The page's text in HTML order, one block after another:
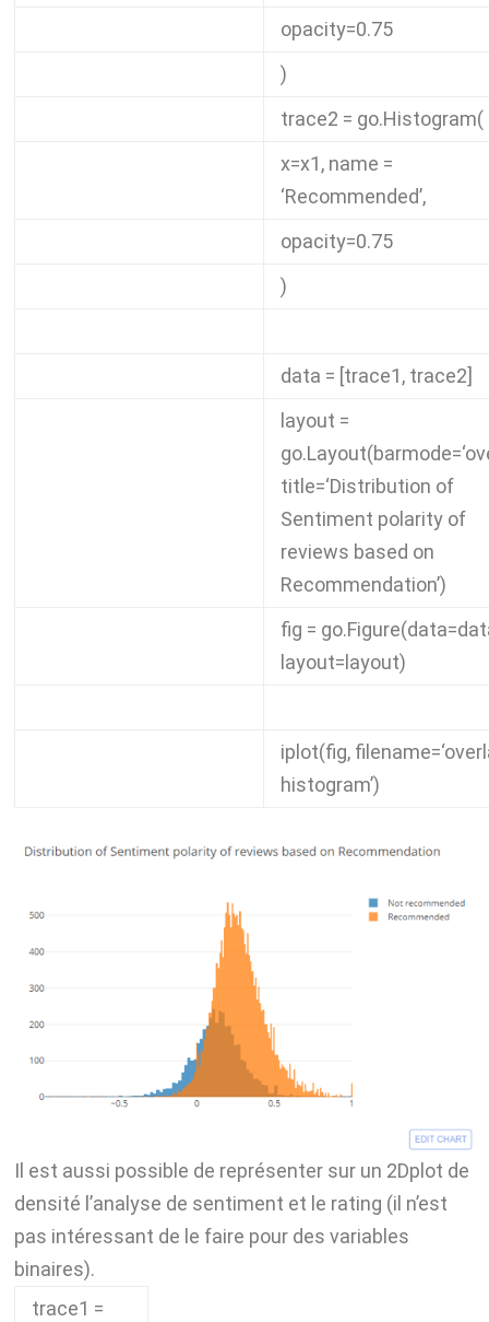
opacity=0.75
)
trace2 = go.Histogram(
x=x1, name =
‘Recommended’,
opacity=0.75
)
data = [trace1, trace2]
layout =
go.Layout(barmode=
title=‘Distribution of
Sentiment polarity of
reviews based on
Recommendation’)
fig = go.Figure(data=
layout= layout)
iplot(fig, filename=
histogram’)
Il est aussi possible de représenter sur un 2Dplot de
densité l’analyse de sentiment et le rating (il n’est
pas intéressant de le faire pour des variables
binaires).
trace1 =